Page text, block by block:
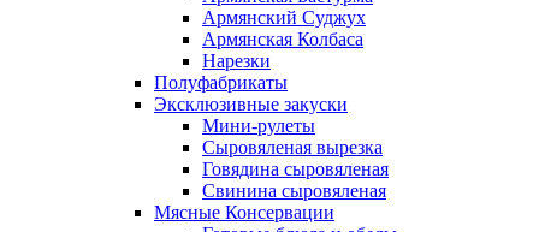
Армянский Суджух
Армянская Колбаса
Нарезки
Полуфабрикаты
Эксклюзивные закуски
Мини-рулеты
Сыровяленая вырезка
Говядина сыровяленая
Свинина сыровяленая
Мясные Консервации